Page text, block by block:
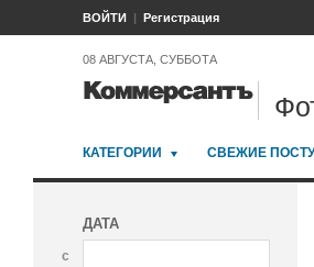
ВОЙТИ Регистрация
08 АВГУСТА, СУББОТА
КАТЕГОРИИ СВЕЖИЕ
ДАТА
с